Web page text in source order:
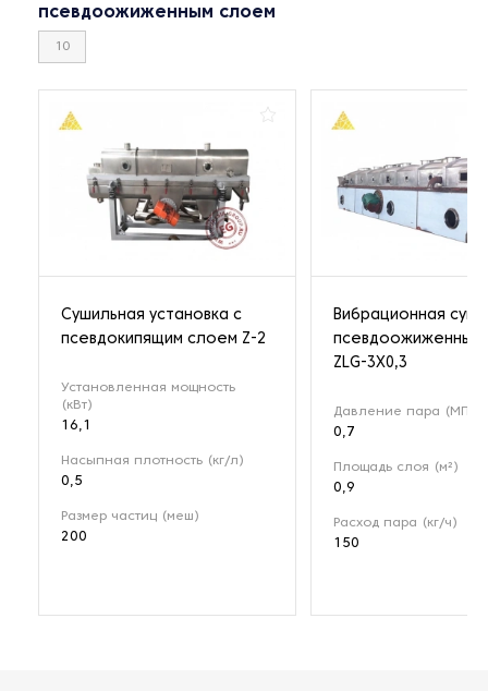
псевдоожиженным слоем
10
Cушильная установка с
псевдокипящим слоем Z-2
Установленная мощность
(кВт)
16,1
Насыпная плотность (кг/л)
0,5
Размер частиц (меш)
200
Вибрационная
псевдоожиженным
ZLG-3X0,3
Давление пара (МПа)
0,7
Площадь слоя (м²)
0,9
Расход пара (кг/ч)
150